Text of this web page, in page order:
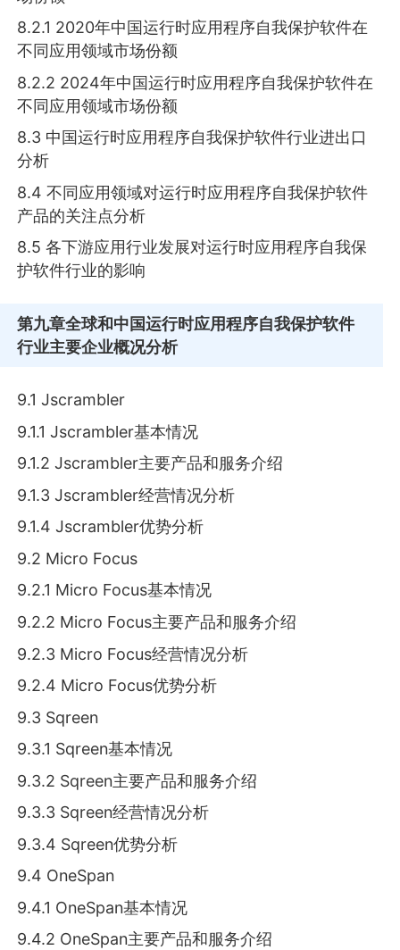
8.2.1 2020年中国运行时应用程序自我保护软件在
不同应用领域市场份额
8.2.2 2024年中国运行时应用程序自我保护软件在
不同应用领域市场份额
8.3 中国运行时应用程序自我保护软件行业进出口
分析
8.4 不同应用领域对运行时应用程序自我保护软件
产品的关注点分析
8.5 各下游应用行业发展对运行时应用程序自我保
护软件行业的影响
第九章全球和中国运行时应用程序自我保护软件
行业主要企业概况分析
9.1 Jscrambler
9.1.1 Jscrambler基本情况
9.1.2 Jscrambler主要产品和服务介绍
9.1.3 Jscrambler经营情况分析
9.1.4 Jscrambler优势分析
9.2 Micro Focus
9.2.1 Micro Focus基本情况
9.2.2 Micro Focus主要产品和服务介绍
9.2.3 Micro Focus经营情况分析
9.2.4 Micro Focus优势分析
9.3 Sqreen
9.3.1 Sqreen基本情况
9.3.2 Sqreen主要产品和服务介绍
9.3.3 Sqreen经营情况分析
9.3.4 Sqreen优势分析
9.4 OneSpan
9.4.1 OneSpan基本情况
9.4.2 OneSpan主要产品和服务介绍